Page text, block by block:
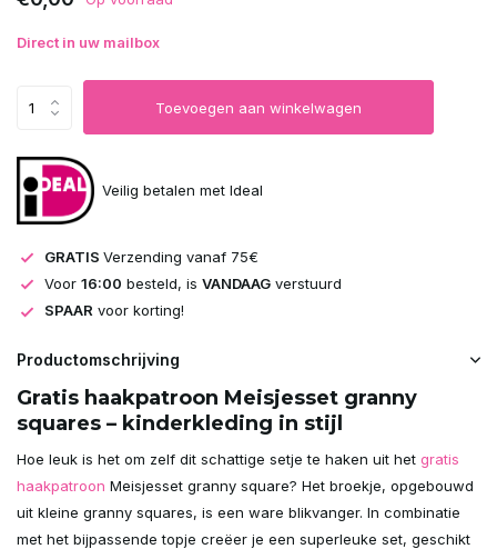
Direct in uw mailbox
Toevoegen aan winkelwagen
Veilig betalen met Ideal
GRATIS Verzending vanaf 75€
Voor 16:00 besteld, is VANDAAG verstuurd
SPAAR voor korting!
Productomschrijving
Gratis haakpatroon Meisjesset granny
squares – kinderkleding in stijl
Hoe leuk is het om zelf dit schattige setje te haken uit het gratis
haakpatroon Meisjesset granny square? Het broekje, opgebouwd
uit kleine granny squares, is een ware blikvanger. In combinatie
met het bijpassende topje creëer je een superleuke set, geschikt